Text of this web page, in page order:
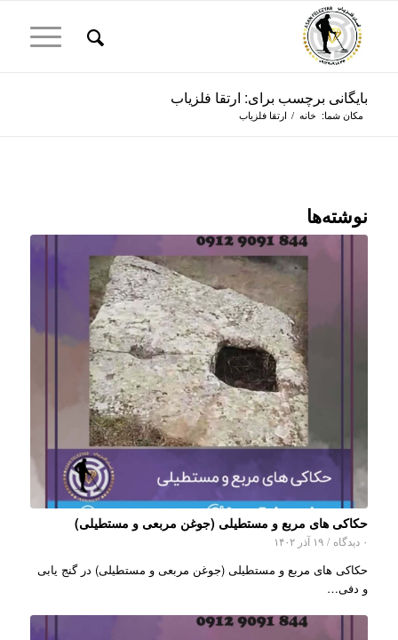
بایگانی برچسب برای: ارتقا فلزیاب
مکان شما: خانه / ارتقا فلزیاب
نوشته‌ها
حکاکی های مربع و مستطیلی (جوغن مربعی و مستطیلی)
۰ دیدگاه / ۱۹ آذر ۱۴۰۲
حکاکی های مربع و مستطیلی (جوغن مربعی و مستطیلی) در گنج یابی
و دفی…